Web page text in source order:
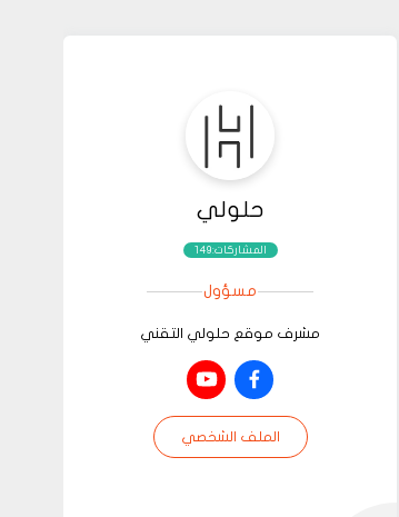
حلولي
المشاركات:149
مسؤول
مشرف موقع حلولي التقني
الملف الشخصي